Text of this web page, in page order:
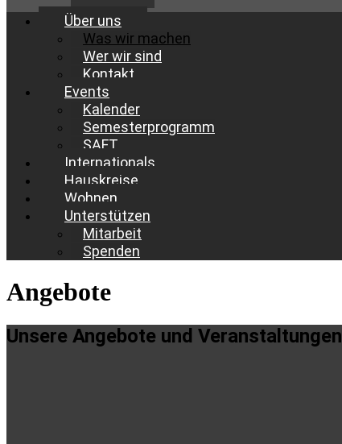
Über uns
Was wir machen
Wer wir sind
Kontakt
Events
Kalender
Semesterprogramm
SAFT
Internationals
Hauskreise
Wohnen
Unterstützen
Mitarbeit
Spenden
Angebote
Unsere Angebote und Veranstaltungen